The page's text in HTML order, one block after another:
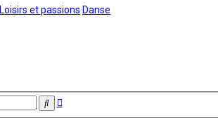
Loisirs et passions Danse
Rechercher
Recherche